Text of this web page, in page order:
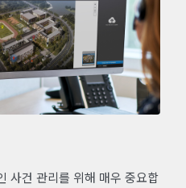
사건 관리를 위해 매우 중요합